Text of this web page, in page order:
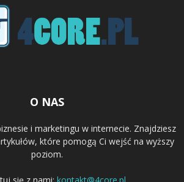
O NAS
i marketingu w internecie. Znajdziesz
które pomogą Ci wejść na wyższy
poziom.